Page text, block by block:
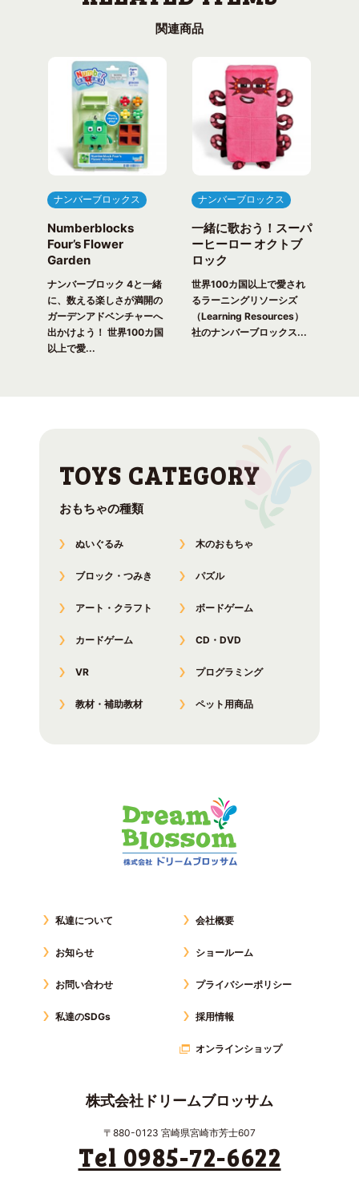
関連商品
ナンバーブロックス
Numberblocks
Four’s Flower
Garden
ナンバーブロック 4と一緒
に、数える楽しさが満開の
ガーデンアドベンチャーへ
出かけよう！ 世界100カ国
以上で愛...
ナンバーブロックス
一緒に歌おう！スーパ
ーヒーロー オクトブ
ロック
世界100カ国以上で愛され
るラーニングリソーシズ
（Learning Resources）
社のナンバーブロックス...
おもちゃの種類
ぬいぐるみ 木のおもちゃ
ブロック・つみき パズル
アート・クラフト ボードゲーム
カードゲーム CD・DVD
VR プログラミング
教材・補助教材 ペット用商品
私達について
お知らせ
お問い合わせ
私達のSDGs
会社概要
ショールーム
プライバシーポリシー
採用情報
オンラインショップ
株式会社ドリームブロッサム
〒880-0123 宮崎県宮崎市芳士607
Tel 0985-72-6622